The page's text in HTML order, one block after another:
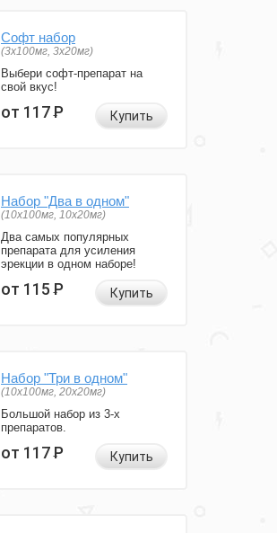
Софт набор
(3x100мг, 3x20мг)
Выбери софт-препарат на
свой вкус!
от 117Р Купить
Набор "Два в одном"
(10x100мг, 10x20мг)
Два самых популярных
препарата для усиления
эрекции в одном наборе!
от 115Р Купить
Набор "Три в одном"
(10x100мг, 20x20мг)
Большой набор из 3-х
препаратов.
от 117Р Купить